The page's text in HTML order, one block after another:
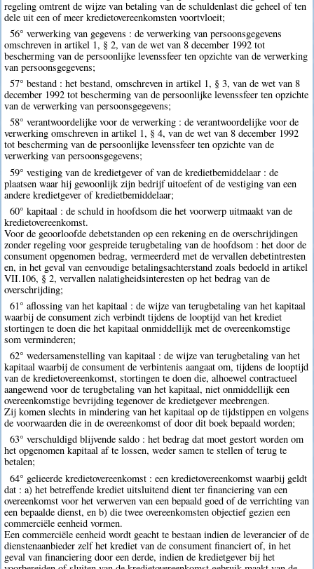
regeling omtrent de wijze van betaling van de schuldenlast die geheel of ten
dele uit een of meer kredietovereenkomsten voortvloeit;
56° verwerking van gegevens : de verwerking van persoonsgegevens
omschreven in artikel 1, § 2, van de wet van 8 december 1992 tot
bescherming van de persoonlijke levenssfeer ten opzichte van de verwerking
van persoonsgegevens;
57° bestand : het bestand, omschreven in artikel 1, § 3, van de wet van 8
december 1992 tot bescherming van de persoonlijke levenssfeer ten opzichte
van de verwerking van persoonsgegevens;
58° verantwoordelijke voor de verwerking : de verantwoordelijke voor de
verwerking omschreven in artikel 1, § 4, van de wet van 8 december 1992
tot bescherming van de persoonlijke levenssfeer ten opzichte van de
verwerking van persoonsgegevens;
59° vestiging van de kredietgever of van de kredietbemiddelaar : de
plaatsen waar hij gewoonlijk zijn bedrijf uitoefent of de vestiging van een
andere kredietgever of kredietbemiddelaar;
60° kapitaal : de schuld in hoofdsom die het voorwerp uitmaakt van de
kredietovereenkomst.
Voor de geoorloofde debetstanden op een rekening en de overschrijdingen
zonder regeling voor gespreide terugbetaling van de hoofdsom : het door de
consument opgenomen bedrag, vermeerderd met de vervallen debetintresten
en, in het geval van eenvoudige betalingsachterstand zoals bedoeld in artikel
VII.106, § 2, vervallen nalatigheidsinteresten op het bedrag van de
overschrijding;
61° aflossing van het kapitaal : de wijze van terugbetaling van het kapitaal
waarbij de consument zich verbindt tijdens de looptijd van het krediet
stortingen te doen die het kapitaal onmiddellijk met de overeenkomstige
som verminderen;
62° wedersamenstelling van kapitaal : de wijze van terugbetaling van het
kapitaal waarbij de consument de verbintenis aangaat om, tijdens de looptijd
van de kredietovereenkomst, stortingen te doen die, alhoewel contractueel
aangewend voor de terugbetaling van het kapitaal, niet onmiddellijk een
overeenkomstige bevrijding tegenover de kredietgever meebrengen.
Zij komen slechts in mindering van het kapitaal op de tijdstippen en volgens
de voorwaarden die in de overeenkomst of door dit boek bepaald worden;
63° verschuldigd blijvende saldo : het bedrag dat moet gestort worden om
het opgenomen kapitaal af te lossen, weder samen te stellen of terug te
betalen;
64° gelieerde kredietovereenkomst : een kredietovereenkomst waarbij geldt
dat : a) het betreffende krediet uitsluitend dient ter financiering van een
overeenkomst voor het verwerven van een bepaald goed of de verrichting van
een bepaalde dienst, en b) die twee overeenkomsten objectief gezien een
commerciële eenheid vormen.
Een commerciële eenheid wordt geacht te bestaan indien de leverancier of de
dienstenaanbieder zelf het krediet van de consument financiert of, in het
geval van financiering door een derde, indien de kredietgever bij het